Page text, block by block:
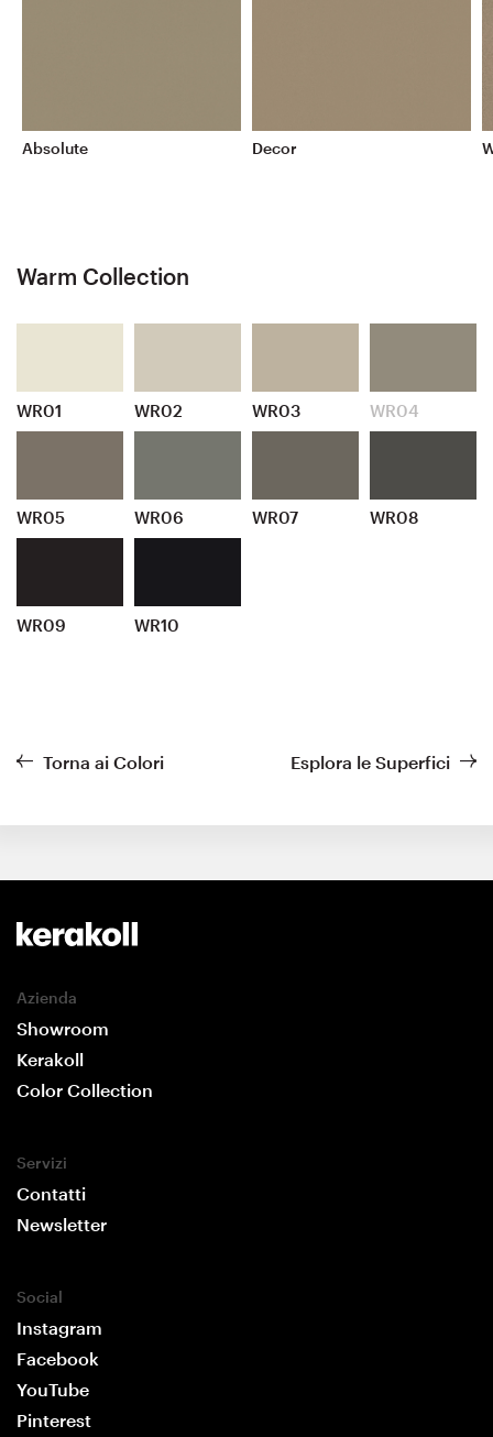
Absolute Decor
Warm Collection
WR01 WR02 WR03 WR04
WR05 WR06 WR07 WR08
WR09 WR10
Torna ai Colori Esplora le Superfici
Azienda
Showroom
Kerakoll
Color Collection
Servizi
Contatti
Newsletter
Social
Instagram
Facebook
YouTube
Pinterest